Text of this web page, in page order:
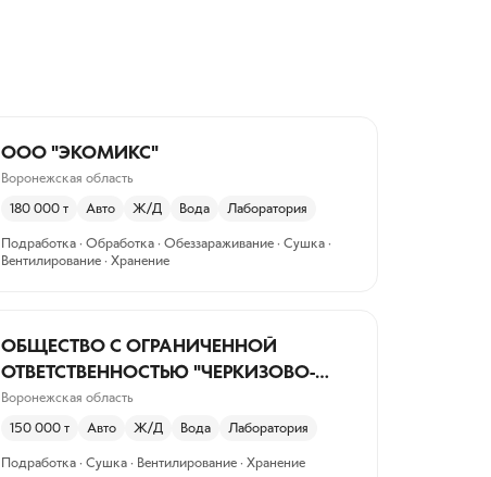
ООО "ЭКОМИКС"
Воронежская область
180 000 т Авто Ж/Д Вода Лаборатория
Подработка · Обработка · Обеззараживание · Сушка ·
Вентилирование · Хранение
ОБЩЕСТВО С ОГРАНИЧЕННОЙ
ОТВЕТСТВЕННОСТЬЮ "ЧЕРКИЗОВО-
СВИНОВОДСТВО"
Воронежская область
150 000 т Авто Ж/Д Вода Лаборатория
Подработка · Сушка · Вентилирование · Хранение